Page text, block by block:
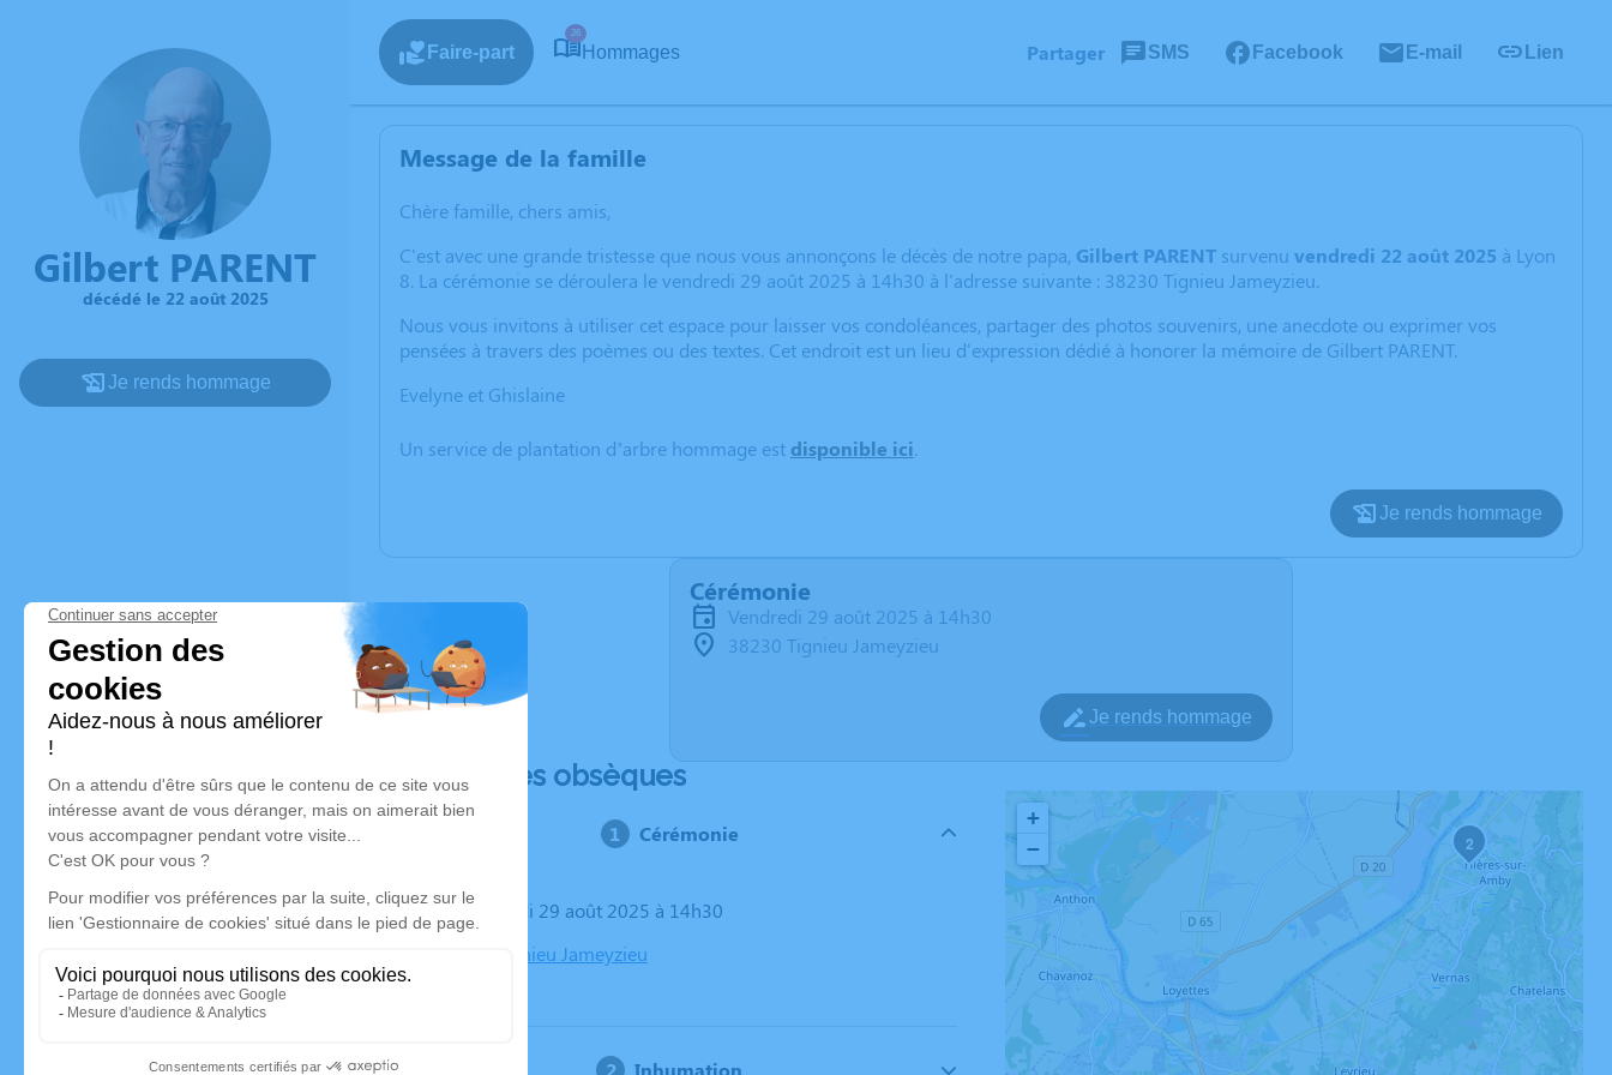
Gilbert PARENT
décédé le 22 août 2025
Je rends hommage
Faire-part
26
Hommages Partager SMS Facebook E-mail Lien
Message de la famille
Chère famille, chers amis,
C'est avec une grande tristesse que nous vous annonçons le décès de notre papa, Gilbert PARENT survenu vendredi 22 août 2025 à Lyon
8. La cérémonie se déroulera le vendredi 29 août 2025 à 14h30 à l'adresse suivante : 38230 Tignieu Jameyzieu.
Nous vous invitons à utiliser cet espace pour laisser vos condoléances, partager des photos souvenirs, une anecdote ou exprimer vos
pensées à travers des poèmes ou des textes. Cet endroit est un lieu d'expression dédié à honorer la mémoire de Gilbert PARENT.
Evelyne et Ghislaine
Un service de plantation d’arbre hommage est disponible ici.
Je rends hommage
Cérémonie
vendredi 29 août 2025 à 14h30
38230 Tignieu Jameyzieu
Je rends hommage
Déroulé des obsèques
Cérémonie
Le vendredi 29 août 2025 à 14h30
38230 Tignieu Jameyzieu
Inhumation
2
+
−